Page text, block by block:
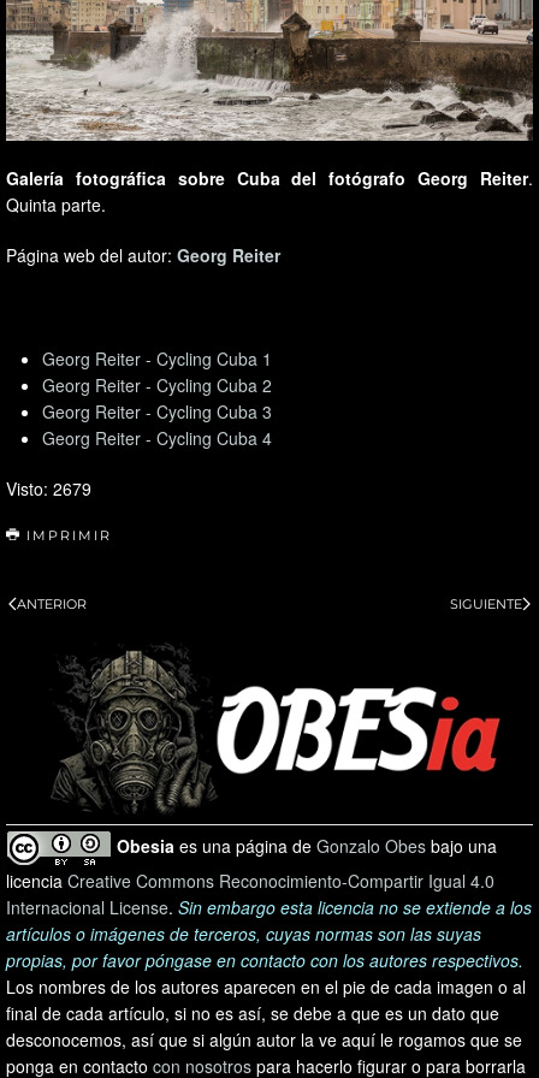
Galería fotográfica sobre Cuba del fotógrafo Georg Reiter.
Quinta parte.
Página web del autor: Georg Reiter
Georg Reiter - Cycling Cuba 1
Georg Reiter - Cycling Cuba 2
Georg Reiter - Cycling Cuba 3
Georg Reiter - Cycling Cuba 4
Visto: 2679
IMPRIMIR
ANTERIOR SIGUIENTE
Obesia es una página de Gonzalo Obes bajo una
licencia Creative Commons Reconocimiento-Compartir Igual 4.0
Internacional License. Sin embargo esta licencia no se extiende a los
artículos o imágenes de terceros, cuyas normas son las suyas
propias, por favor póngase en contacto con los autores respectivos.
Los nombres de los autores aparecen en el pie de cada imagen o al
final de cada artículo, si no es así, se debe a que es un dato que
desconocemos, así que si algún autor la ve aquí le rogamos que se
ponga en contacto con nosotros para hacerlo figurar o para borrarla